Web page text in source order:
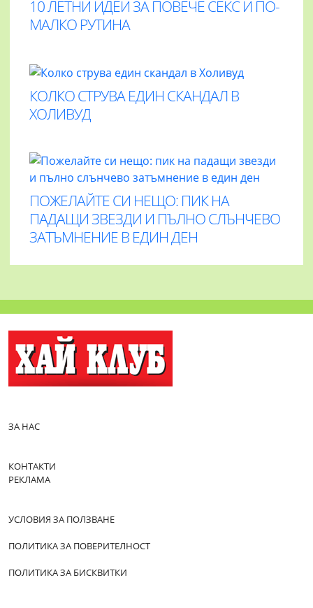
10 ЛЕТНИ ИДЕИ ЗА ПОВЕЧЕ СЕКС И ПО-
МАЛКО РУТИНА
КОЛКО СТРУВА ЕДИН СКАНДАЛ В
ХОЛИВУД
ПОЖЕЛАЙТЕ СИ НЕЩО: ПИК НА
ПАДАЩИ ЗВЕЗДИ И ПЪЛНО СЛЪНЧЕВО
ЗАТЪМНЕНИЕ В ЕДИН ДЕН
ЗА НАС
КОНТАКТИ
РЕКЛАМА
УСЛОВИЯ ЗА ПОЛЗВАНЕ
ПОЛИТИКА ЗА ПОВЕРИТЕЛНОСТ
ПОЛИТИКА ЗА БИСКВИТКИ